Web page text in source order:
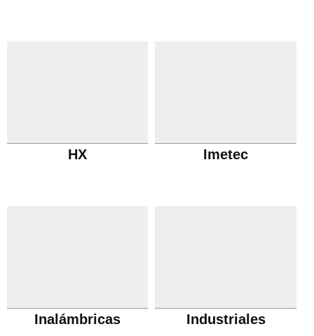
HX Imetec
Inalámbricas Industriales